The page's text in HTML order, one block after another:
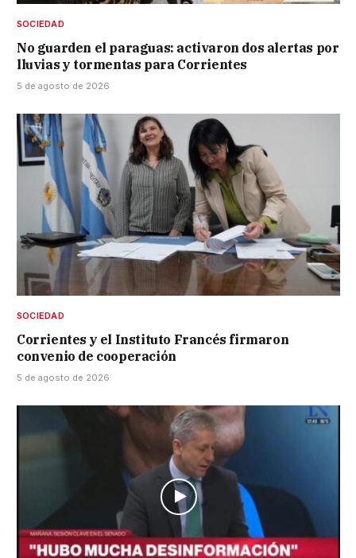
SOCIEDAD
No guarden el paraguas: activaron dos alertas por
lluvias y tormentas para Corrientes
5 de agosto de 2026
SOCIEDAD
Corrientes y el Instituto Francés firmaron
convenio de cooperación
5 de agosto de 2026